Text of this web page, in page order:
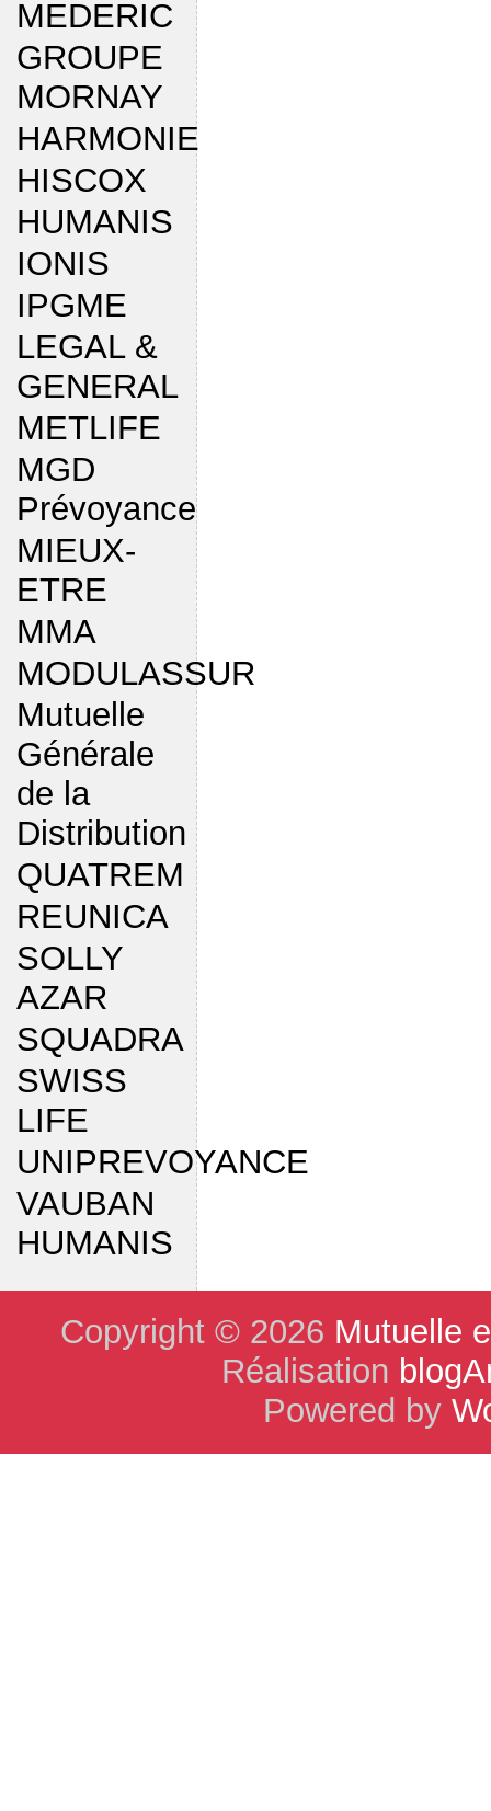
MEDERIC
GROUPE
MORNAY
HARMONIE
HISCOX
HUMANIS
IONIS
IPGME
LEGAL &
GENERAL
METLIFE
MGD
Prévoyance
MIEUX-
ETRE
MMA
MODULASSUR
Mutuelle
Générale
de la
Distribution
QUATREM
REUNICA
SOLLY
AZAR
SQUADRA
SWISS
LIFE
UNIPREVOYANCE
VAUBAN
HUMANIS
Copyright © 2026 Mutuelle
Réalisation
Powered by